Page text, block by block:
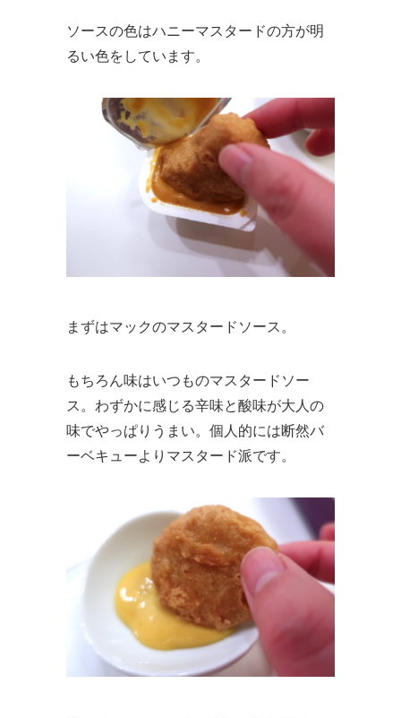
ソースの色はハニーマスタードの方が明
るい色をしています。
まずはマックのマスタードソース。
もちろん味はいつものマスタードソー
ス。わずかに感じる辛味と酸味が大人の
味でやっぱりうまい。個人的には断然バ
ーベキューよりマスタード派です。